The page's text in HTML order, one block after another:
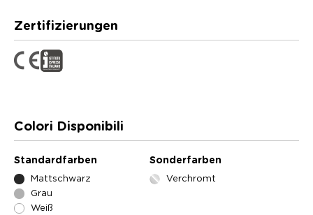
Zertifizierungen
Colori Disponibili
Standardfarben
Mattschwarz
Grau
Weiß
Sonderfarben
Verchromt